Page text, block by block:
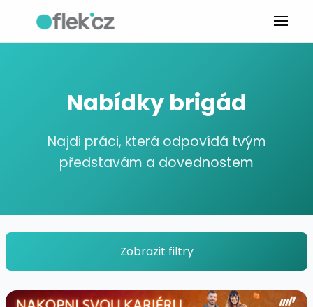
Nabídky brigád
Najdi práci, která odpovídá tvým
představám a dovednostem
Zobrazit filtry